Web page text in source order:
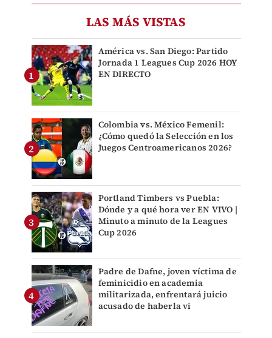
LAS MÁS VISTAS
América vs. San Diego: Partido
Jornada 1 Leagues Cup 2026 HOY
EN DIRECTO
Colombia vs. México Femenil:
¿Cómo quedó la Selección en los
Juegos Centroamericanos 2026?
Portland Timbers vs Puebla:
Dónde y a qué hora ver EN VIVO |
Minuto a minuto de la Leagues
Cup 2026
Padre de Dafne, joven víctima de
feminicidio en academia
militarizada, enfrentará juicio
acusado de haberla vi